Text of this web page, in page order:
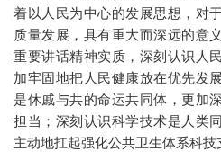
着以人民为中心的发展思想，对
质量发展，具有重大而深远的意
重要讲话精神实质，深刻认识人
加牢固地把人民健康放在优先发
是休戚与共的命运共同体，更加
担当；深刻认识科学技术是人类
主动地扛起强化公共卫生体系科技